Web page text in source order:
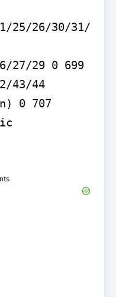
25/26/30/31/
27/29 0 699
43/44
0 707